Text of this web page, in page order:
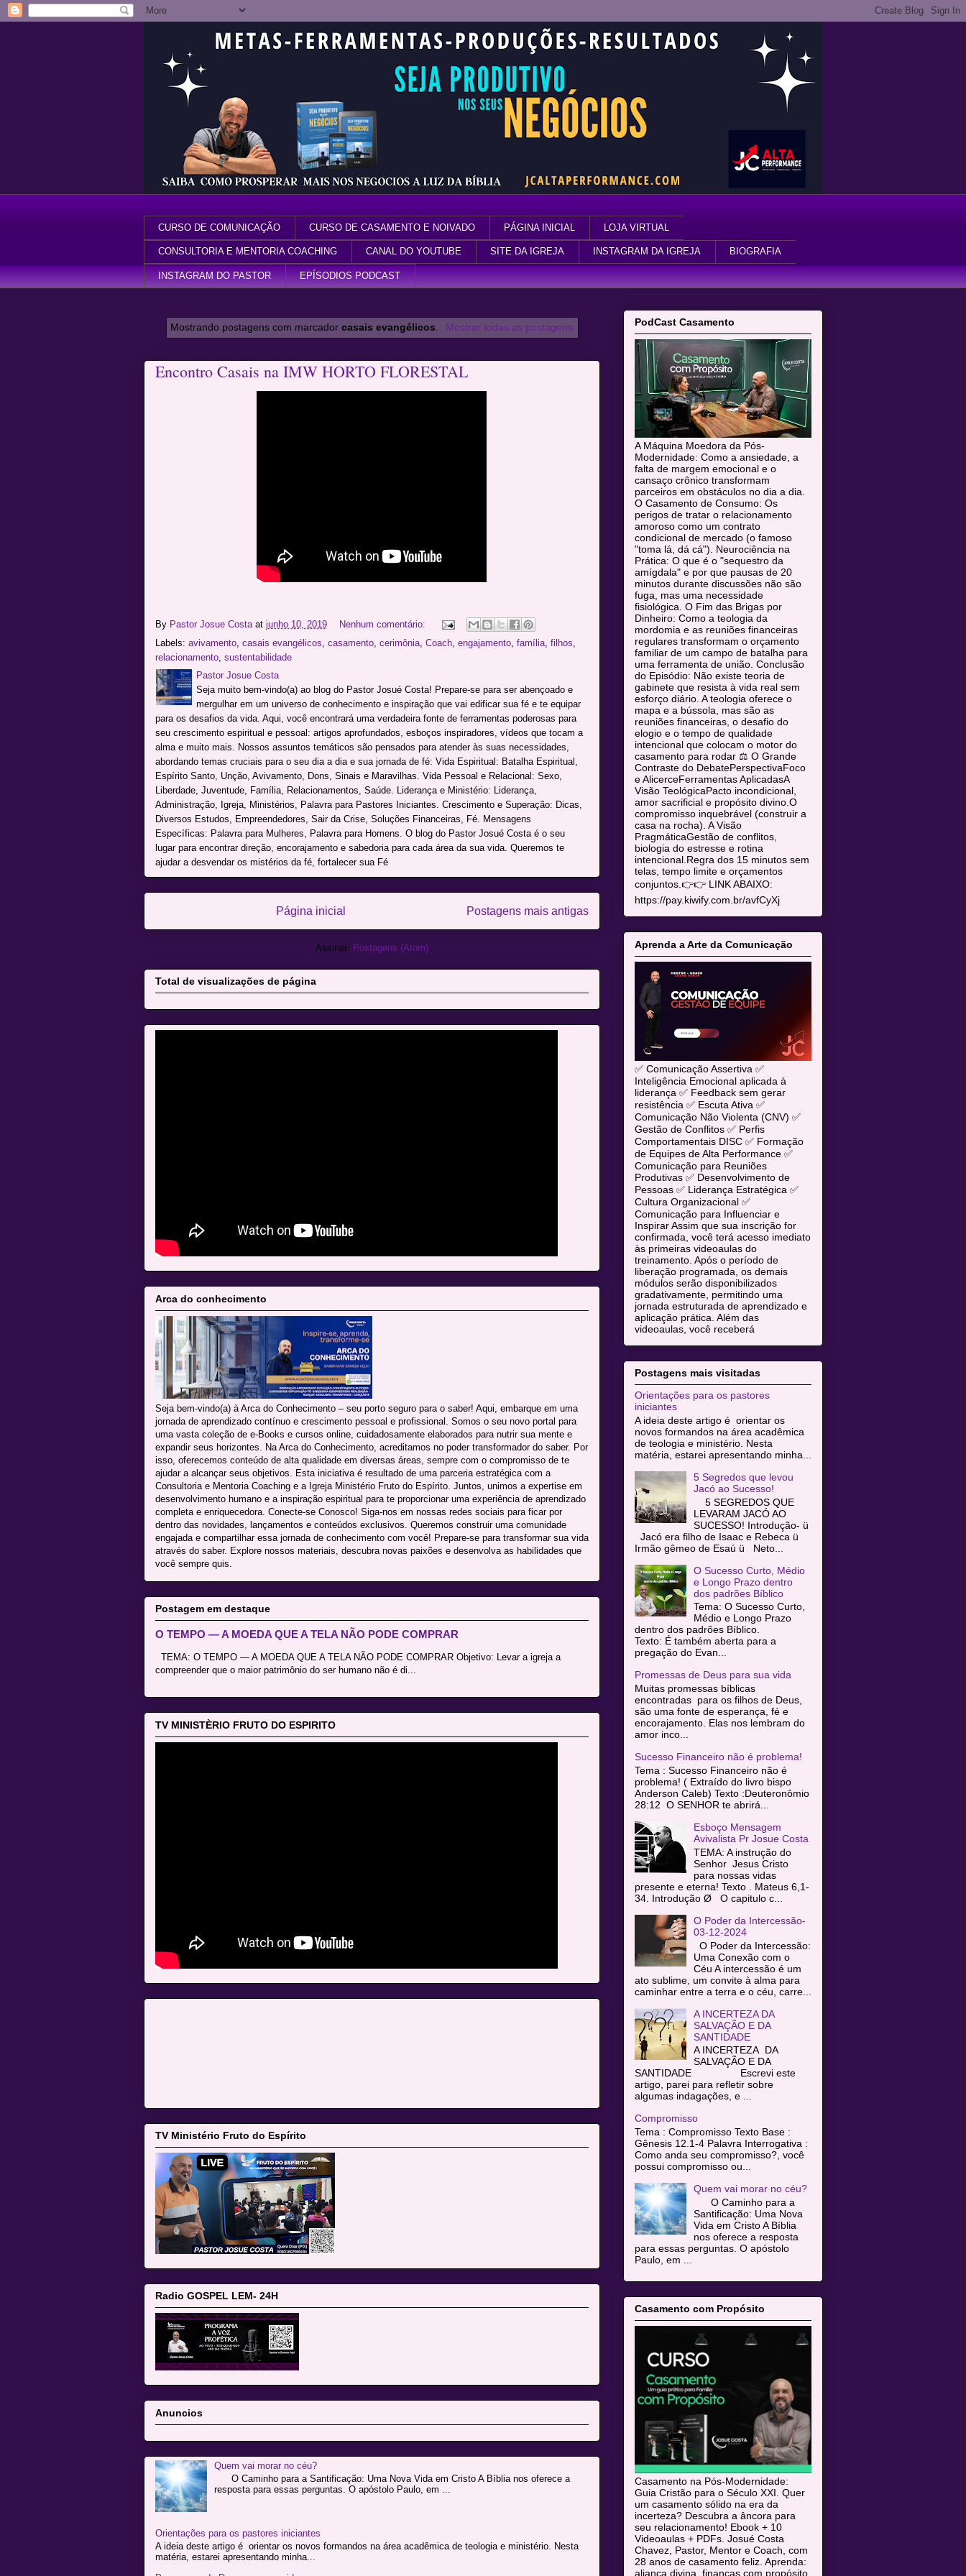
CURSO DE COMUNICAÇÃO CURSO DE CASAMENTO E NOIVADO PÁGINA INICIAL LOJA VIRTUAL
CONSULTORIA E MENTORIA COACHING CANAL DO YOUTUBE SITE DA IGREJA INSTAGRAM DA IGREJA BIOGRAFIA
INSTAGRAM DO PASTOR EPÍSODIOS PODCAST
Mostrando postagens com marcadorcasais evangélicos Mostrar todas as postagens
Encontro Casais na IMW HORTO FLORESTAL
By Pastor Josue Costa at junho 10, 2019
Nenhum comentário:
Labels: avivamento, casais evangélicos, casamento, cerimônia, Coach, engajamento, família, filhos,
relacionamento, sustentabilidade
Pastor Josue Costa
Seja muito bem-vindo(a) ao blog do Pastor Josué Costa! Prepare-se para ser abençoado e
mergulhar em um universo de conhecimento e inspiração que vai edificar sua fé e te equipar
para os desafios da vida. Aqui, você encontrará uma verdadeira fonte de ferramentas poderosas para
seu crescimento espiritual e pessoal: artigos aprofundados, esboços inspiradores, vídeos que tocam a
alma e muito mais. Nossos assuntos temáticos são pensados para atender às suas necessidades,
abordando temas cruciais para o seu dia a dia e sua jornada de fé: Vida Espiritual: Batalha Espiritual,
Espírito Santo, Unção, Avivamento, Dons, Sinais e Maravilhas. Vida Pessoal e Relacional: Sexo,
Liberdade, Juventude, Família, Relacionamentos, Saúde. Liderança e Ministério: Liderança,
Administração, Igreja, Ministérios, Palavra para Pastores Iniciantes. Crescimento e Superação: Dicas,
Diversos Estudos, Empreendedores, Sair da Crise, Soluções Financeiras, Fé. Mensagens
Específicas: Palavra para Mulheres, Palavra para Homens. O blog do Pastor Josué Costa é o seu
lugar para encontrar direção, encorajamento e sabedoria para cada área da sua vida. Queremos te
ajudar a desvendar os mistérios da fé, fortalecer sua Fé
Postagens mais antigas
Página inicial
Assinar: Postagens (Atom)
Total de visualizações de página
Arca do conhecimento
Seja bem-vindo(a) à Arca do Conhecimento – seu porto seguro para o saber! Aqui, embarque em uma
jornada de aprendizado contínuo e crescimento pessoal e profissional. Somos o seu novo portal para
uma vasta coleção de e-Books e cursos online, cuidadosamente elaborados para nutrir sua mente e
expandir seus horizontes. Na Arca do Conhecimento, acreditamos no poder transformador do saber. Por
isso, oferecemos conteúdo de alta qualidade em diversas áreas, sempre com o compromisso de te
ajudar a alcançar seus objetivos. Esta iniciativa é resultado de uma parceria estratégica com a
Consultoria e Mentoria Coaching e a Igreja Ministério Fruto do Espírito. Juntos, unimos a expertise em
desenvolvimento humano e a inspiração espiritual para te proporcionar uma experiência de aprendizado
completa e enriquecedora. Conecte-se Conosco! Siga-nos em nossas redes sociais para ficar por
dentro das novidades, lançamentos e conteúdos exclusivos. Queremos construir uma comunidade
engajada e compartilhar essa jornada de conhecimento com você! Prepare-se para transformar sua vida
através do saber. Explore nossos materiais, descubra novas paixões e desenvolva as habilidades que
você sempre quis.
Postagem em destaque
O TEMPO — A MOEDA QUE A TELA NÃO PODE COMPRAR
TEMA: O TEMPO — A MOEDA QUE A TELA NÃO PODE COMPRAR Objetivo: Levar a igreja a
compreender que o maior patrimônio do ser humano não é di...
TV MINISTÈRIO FRUTO DO ESPIRITO
TV Ministério Fruto do Espírito
Radio GOSPEL LEM- 24H
Anuncios
Quem vai morar no céu?
O Caminho para a Santificação: Uma Nova Vida em Cristo A Bíblia nos oferece a
resposta para essas perguntas. O apóstolo Paulo, em ...
Orientações para os pastores iniciantes
A ideia deste artigo é orientar os novos formandos na área acadêmica de teologia e ministério. Nesta
matéria, estarei apresentando minha...
PodCast Casamento
A Máquina Moedora da Pós-
Modernidade: Como a ansiedade, a
falta de margem emocional e o
cansaço crônico transformam
parceiros em obstáculos no dia a dia.
O Casamento de Consumo: Os
perigos de tratar o relacionamento
amoroso como um contrato
condicional de mercado (o famoso
"toma lá, dá cá"). Neurociência na
Prática: O que é o "sequestro da
amígdala" e por que pausas de 20
minutos durante discussões não são
fuga, mas uma necessidade
fisiológica. O Fim das Brigas por
Dinheiro: Como a teologia da
mordomia e as reuniões financeiras
regulares transformam o orçamento
familiar de um campo de batalha para
uma ferramenta de união. Conclusão
do Episódio: Não existe teoria de
gabinete que resista à vida real sem
esforço diário. A teologia oferece o
mapa e a bússola, mas são as
reuniões financeiras, o desafio do
elogio e o tempo de qualidade
intencional que colocam o motor do
casamento para rodar ⚖️ O Grande
Contraste do DebatePerspectivaFoco
e AlicerceFerramentas AplicadasA
Visão TeológicaPacto incondicional,
amor sacrificial e propósito divino.O
compromisso inquebrável (construir a
casa na rocha). A Visão
PragmáticaGestão de conflitos,
biologia do estresse e rotina
intencional.Regra dos 15 minutos sem
telas, tempo limite e orçamentos
conjuntos.👉👉 LINK ABAIXO:
https://pay.kiwify.com.br/avfCyXj
Aprenda a Arte da Comunicação
✅ Comunicação Assertiva ✅
Inteligência Emocional aplicada à
liderança ✅ Feedback sem gerar
resistência ✅ Escuta Ativa ✅
Comunicação Não Violenta (CNV) ✅
Gestão de Conflitos ✅ Perfis
Comportamentais DISC ✅ Formação
de Equipes de Alta Performance ✅
Comunicação para Reuniões
Produtivas ✅ Desenvolvimento de
Pessoas ✅ Liderança Estratégica ✅
Cultura Organizacional ✅
Comunicação para Influenciar e
Inspirar Assim que sua inscrição for
confirmada, você terá acesso imediato
às primeiras videoaulas do
treinamento. Após o período de
liberação programada, os demais
módulos serão disponibilizados
gradativamente, permitindo uma
jornada estruturada de aprendizado e
aplicação prática. Além das
videoaulas, você receberá
Postagens mais visitadas
Orientações para os pastores
iniciantes
A ideia deste artigo é orientar os
novos formandos na área acadêmica
de teologia e ministério. Nesta
matéria, estarei apresentando minha...
5 Segredos que levou
Jacó ao Sucesso!
5 SEGREDOS QUE
LEVARAM JACÓ AO
SUCESSO! Introdução- ü
Jacó era filho de Isaac e Rebeca ü
Irmão gêmeo de Esaú ü Neto...
O Sucesso Curto, Médio
e Longo Prazo dentro
dos padrões Bíblico
Tema: O Sucesso Curto,
Médio e Longo Prazo
dentro dos padrões Bíblico.
Texto: É também aberta para a
pregação do Evan...
Promessas de Deus para sua vida
Muitas promessas bíblicas
encontradas para os filhos de Deus,
são uma fonte de esperança, fé e
encorajamento. Elas nos lembram do
amor inco...
Sucesso Financeiro não é problema!
Tema : Sucesso Financeiro não é
problema! ( Extraído do livro bispo
Anderson Caleb) Texto :Deuteronômio
28:12 O SENHOR te abrirá...
Esboço Mensagem
Avivalista Pr Josue Costa
TEMA: A instrução do
Senhor Jesus Cristo
para nossas vidas
presente e eterna! Texto . Mateus 6,1-
34. Introdução Ø O capitulo c...
O Poder da Intercessão-
03-12-2024
O Poder da Intercessão:
Uma Conexão com o
Céu A intercessão é um
ato sublime, um convite à alma para
caminhar entre a terra e o céu, carre...
A INCERTEZA DA
SALVAÇÃO E DA
SANTIDADE
A INCERTEZA DA
SALVAÇÃO E DA
SANTIDADE Escrevi este
artigo, parei para refletir sobre
algumas indagações, e ...
Compromisso
Tema : Compromisso Texto Base :
Gênesis 12.1-4 Palavra Interrogativa :
Como anda seu compromisso?, você
possui compromisso ou...
Quem vai morar no céu?
O Caminho para a
Santificação: Uma Nova
Vida em Cristo A Bíblia
nos oferece a resposta
para essas perguntas. O apóstolo
Paulo, em ...
Casamento com Propósito
Casamento na Pós-Modernidade:
Guia Cristão para o Século XXI. Quer
um casamento sólido na era da
incerteza? Descubra a âncora para
seu relacionamento! Ebook + 10
Videoaulas + PDFs. Josué Costa
Chavez, Pastor, Mentor e Coach, com
28 anos de casamento feliz. Aprenda:
aliança divina, finanças com propósito,